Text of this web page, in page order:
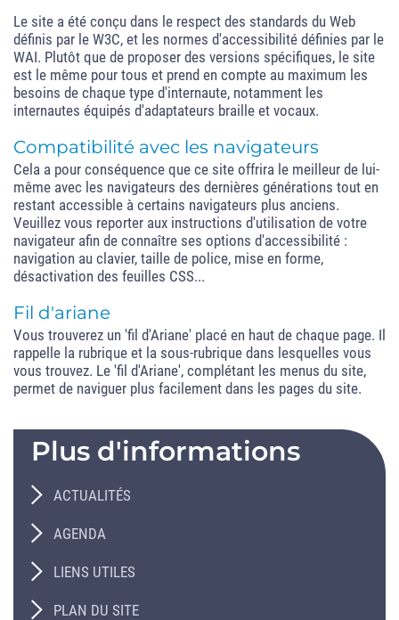
Le site a été conçu dans le respect des standards du Web
définis par le W3C, et les normes d'accessibilité définies par le
WAI. Plutôt que de proposer des versions spécifiques, le site
est le même pour tous et prend en compte au maximum les
besoins de chaque type d'internaute, notamment les
internautes équipés d'adaptateurs braille et vocaux.
Compatibilité avec les navigateurs
Cela a pour conséquence que ce site offrira le meilleur de lui-
même avec les navigateurs des dernières générations tout en
restant accessible à certains navigateurs plus anciens.
Veuillez vous reporter aux instructions d'utilisation de votre
navigateur afin de connaître ses options d'accessibilité :
navigation au clavier, taille de police, mise en forme,
désactivation des feuilles CSS...
Fil d'ariane
Vous trouverez un 'fil d'Ariane' placé en haut de chaque page. Il
rappelle la rubrique et la sous-rubrique dans lesquelles vous
vous trouvez. Le 'fil d'Ariane', complétant les menus du site,
permet de naviguer plus facilement dans les pages du site.
Plus d'informations
ACTUALITÉS
AGENDA
LIENS UTILES
PLAN DU SITE